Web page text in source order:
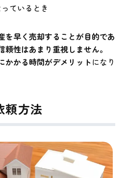
ているとき
を早く売却することが目的であ
頼性はあまり重視しません。
かかる時間がデメリットになり
頼方法